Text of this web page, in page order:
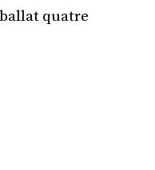
quatre